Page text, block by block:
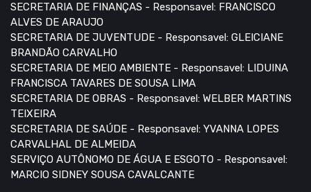
SECRETARIA DE FINANÇAS - Responsavel: FRANCISCO
ALVES DE ARAUJO
SECRETARIA DE JUVENTUDE - Responsavel: GLEICIANE
BRANDÃO CARVALHO
SECRETARIA DE MEIO AMBIENTE - Responsavel: LIDUINA
FRANCISCA TAVARES DE SOUSA LIMA
SECRETARIA DE OBRAS - Responsavel: WELBER MARTINS
TEIXEIRA
SECRETARIA DE SAÚDE - Responsavel: YVANNA LOPES
CARVALHAL DE ALMEIDA
SERVIÇO AUTÔNOMO DE ÁGUA E ESGOTO - Responsavel:
MARCIO SIDNEY SOUSA CAVALCANTE